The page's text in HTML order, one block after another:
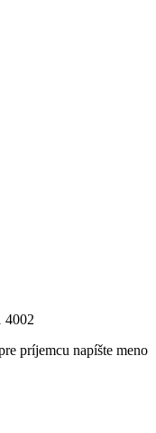
4002
príjemcu napíšte meno